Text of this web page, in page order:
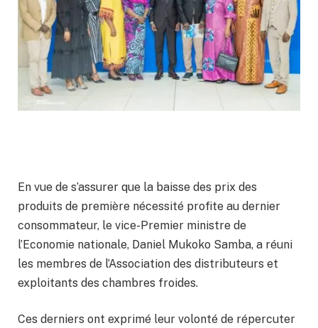
En vue de s’assurer que la baisse des prix des
produits de première nécessité profite au dernier
consommateur, le vice-Premier ministre de
l’Economie nationale, Daniel Mukoko Samba, a réuni
les membres de l’Association des distributeurs et
exploitants des chambres froides.
Ces derniers ont exprimé leur volonté de répercuter